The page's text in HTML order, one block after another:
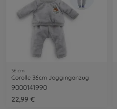
36 cm
Corolle 36cm Jogginganzug
9000141990
22,99 €